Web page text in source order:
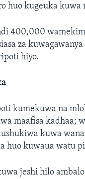
huo kugeuka
400,000
za
hiyo.
kumekuwa na
maafisa kadhaa;
kuwa
huo kuwaua watu
jeshi hilo